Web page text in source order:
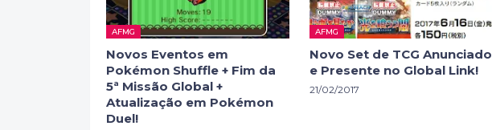
AFMG
Novos Eventos em
Pokémon Shuffle + Fim da
5ª Missão Global +
Atualização em Pokémon
Duel!
AFMG
Novo Set de TCG Anunciado
e Presente no Global Link!
21/02/2017